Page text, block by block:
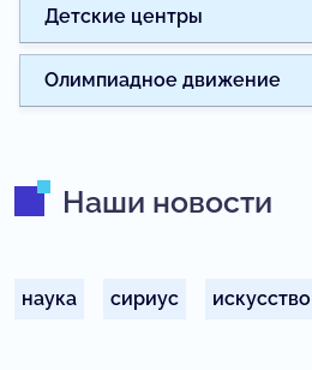
Детские центры
Олимпиадное движение
Наши новости
наука сириус искусство